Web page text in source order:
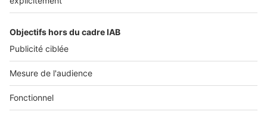
Nous contacter
Connexion à My SeLoger Pro
Espace Presse